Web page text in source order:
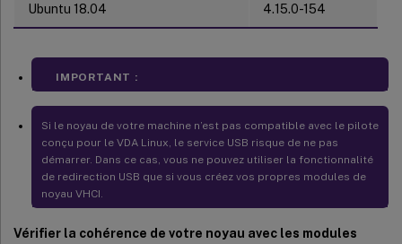
Ubuntu 18.04 4.15.0-154
IMPORTANT :
Si le noyau de votre machine n’est pas compatible avec le pilote
conçu pour le VDA Linux, le service USB risque de ne pas
démarrer. Dans ce cas, vous ne pouvez utiliser la fonctionnalité
de redirection USB que si vous créez vos propres modules de
noyau VHCI.
Vérifier la cohérence de votre noyau avec les modules